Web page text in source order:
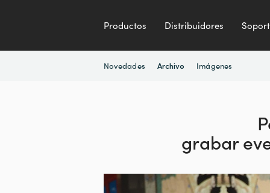
Productos Distribuidores
Novedades Archivo Imágenes
grabar